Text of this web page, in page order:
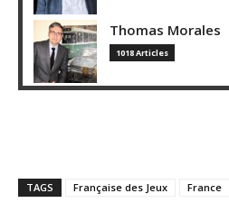
Thomas Morales
1018 Articles
TAGS Française des Jeux France